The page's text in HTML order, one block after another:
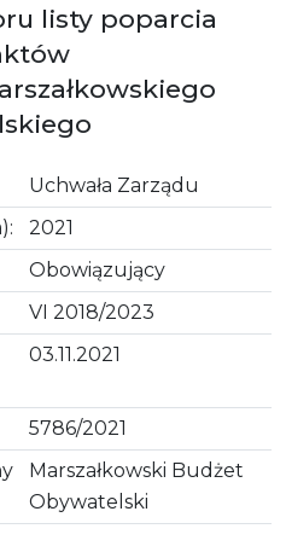
listy poparcia
Uchwała Zarządu
2021
Obowiązujący
VI 2018/2023
03.11.2021
5786/2021
Marszałkowski Budżet
Obywatelski